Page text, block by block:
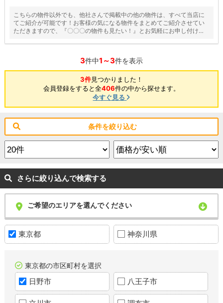
こちらの物件以外でも、他社さんで掲載中の他の物件は、すべて当店に
てご紹介が可能です！お客様の気になる物件をまとめてご紹介させてい
ただきますので、『〇〇〇の物件も見たい！』とお気軽にお申し付けく
3件中1～3件を表示
3件見つかりました！
会員登録をすると全406件の中から探せます。
今すぐ見る
条件を絞り込む
さらに絞り込んで検索する
ご希望のエリアを選んでください
東京都 神奈川県
東京都の市区町村を選択
日野市 八王子市